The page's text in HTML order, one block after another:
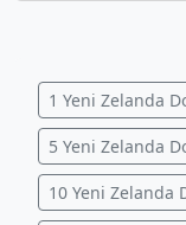
1 Yeni Zelanda
5 Yeni Zelanda
10 Yeni Zelanda